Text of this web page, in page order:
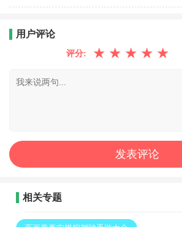
用户评论
评分: ★ ★ ★ ★ ★
相关专题